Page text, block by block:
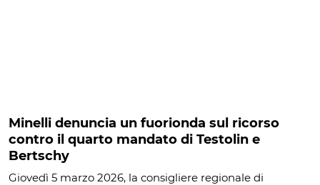
Minelli denuncia un fuorionda sul ricorso
contro il quarto mandato di Testolin e
Bertschy
Giovedì 5 marzo 2026, la consigliere regionale di